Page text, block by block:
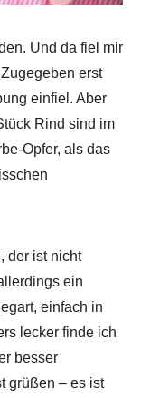
Und da fiel mir
erst
einfiel. Aber
Rind sind im
Opfer, als das
der ist nicht
ein
einfach in
lecker finde ich
besser
grüßen – es ist